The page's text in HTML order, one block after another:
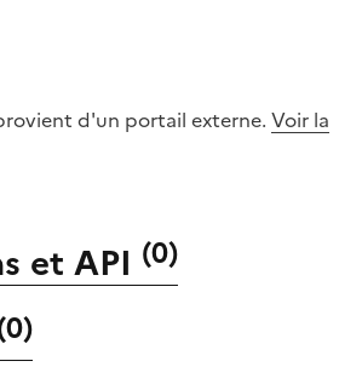
d'un portail externe. Voir la
et API (0)
0)